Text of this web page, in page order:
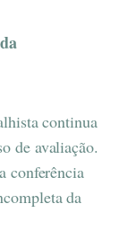
continua
de avaliação.
conferência
da